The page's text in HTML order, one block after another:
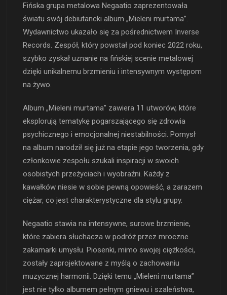
Fińska grupa metalowa Negaatio zaprezentowała
światu swój debiutancki album „Mieleni murtama”.
Wydawnictwo ukazało się za pośrednictwem Inverse
Records. Zespół, który powstał pod koniec 2022 roku,
szybko zyskał uznanie na fińskiej scenie metalowej
dzięki unikalnemu brzmieniu i intensywnym występom
na żywo.
Album „Mieleni murtama” zawiera 11 utworów, które
eksplorują tematykę pogarszającego się zdrowia
psychicznego i emocjonalnej niestabilności. Pomysł
na album narodził się już na etapie jego tworzenia, gdy
członkowie zespołu szukali inspiracji w swoich
osobistych przeżyciach i wyobraźni. Każdy z
kawałków niesie w sobie pewną opowieść, a zarazem
ciężar, co jest charakterystyczne dla stylu grupy.
Negaatio stawia na intensywne, surowe brzmienie,
które zabiera słuchacza w podróż przez mroczne
zakamarki umysłu. Piosenki, mimo swojej ciężkości,
zostały zaprojektowane z myślą o zachowaniu
muzycznej harmonii. Dzięki temu „Mieleni murtama”
jest nie tylko albumem pełnym gniewu i szaleństwa,